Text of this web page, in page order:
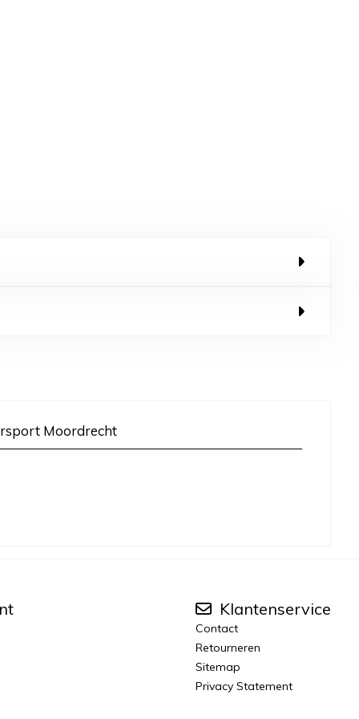
Moordrecht
Klantenservice
Contact
Retourneren
Sitemap
Privacy Statement